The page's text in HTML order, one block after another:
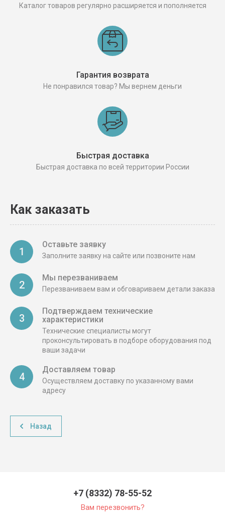
Каталог товаров регулярно расширяется и пополняется
Гарантия возврата
Не понравился товар? Мы вернем деньги
Быстрая доставка
Быстрая доставка по всей территории России
Как заказать
1
Оставьте заявку
Заполните заявку на сайте или позвоните нам
2
Мы перезваниваем
Перезваниваем вам и обговариваем детали заказа
3
Подтверждаем технические
характеристики
Технические специалисты могут
проконсультировать в подборе оборудования под
ваши задачи
4
Доставляем товар
Осуществляем доставку по указанному вами
адресу
Назад
+7 (8332) 78-55-52
Вам перезвонить?